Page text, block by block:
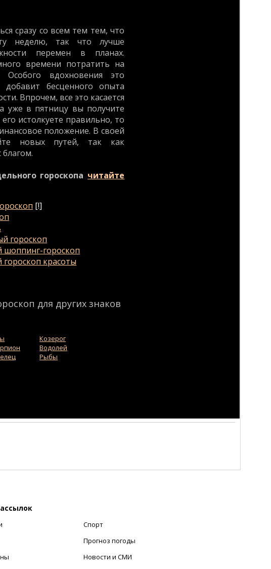
сразу со всем тем тем, что
неделю, так что лучше
перемен в планах.
времени потратить на
вдохновения это
бесценного опыта
Впрочем, все это касается
уже в пятницу вы получите
истолкуете правильно, то
положение. В своей
новых путей, так как
гороскопа читайте
[!]
гороскоп
шоппинг-гороскоп
красоты
для других знаков
Козерог
Водолей
Рыбы
Спорт
Прогноз погоды
Новости и СМИ